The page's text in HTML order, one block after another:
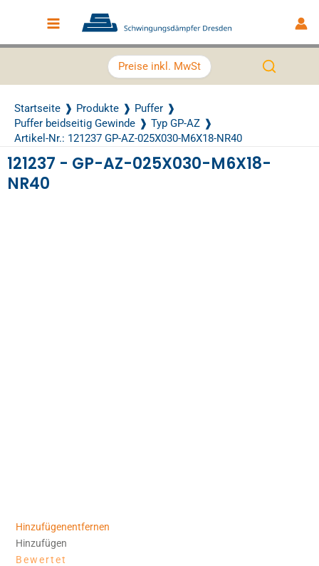
Main Menu
Preise inkl. MwSt
Startseite Produkte
Puffer
Puffer beidseitig Gewinde
Typ GP-AZ
Artikel-Nr.: 121237 GP-AZ-025X030-M6X18-NR40
121237 - GP-AZ-025X030-M6X18-
NR40
Hinzufügenentfernen
Hinzufügen
Bewertet